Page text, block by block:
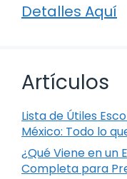
Detalles Aquí
Artículos
Lista de Útiles
México: Todo lo
¿Qué Viene en un
Completa para